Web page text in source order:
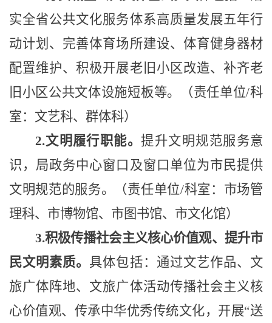
实全省公共文化服务体系高质量发展五年行
动计划、完善体育场所建设、体育健身器材
配置维护、积极开展老旧小区改造、补齐老
旧小区公共文体设施短板等。（责任单位/科
室：文艺科、群体科）
2.文明履行职能。提升文明规范服务意
识，局政务中心窗口及窗口单位为市民提供
文明规范的服务。（责任单位/科室：市场管
理科、市博物馆、市图书馆、市文化馆）
3.积极传播社会主义核心价值观、提升市
民文明素质。 具体包括：通过文艺作品、文
旅广体阵地、文旅广体活动传播社会主义核
心价值观、传承中华优秀传统文化，开展“送